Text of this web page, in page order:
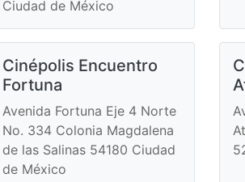
Ciudad de México
Cinépolis Encuentro
Fortuna
Avenida Fortuna Eje 4 Norte
No. 334 Colonia Magdalena
de las Salinas 54180 Ciudad
de México